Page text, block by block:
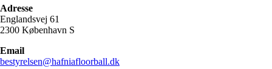
Adresse
Englandsvej 61
2300 København S
Email
bestyrelsen@hafniafloorball.dk